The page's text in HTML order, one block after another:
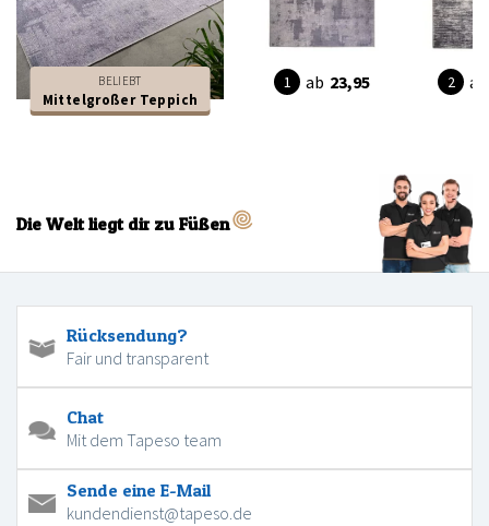
BELIEBT
Mittelgroßer Teppich
ab 23,95 ab
Die Welt liegt dir zu Füßen
Rücksendung?
Fair und transparent
Chat
Mit dem Tapeso team
Sende eine E-Mail
kundendienst@tapeso.de